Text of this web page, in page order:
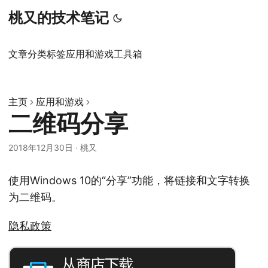
桃又的技术笔记
文章分类标签应用和游戏工具箱
主页 应用和游戏
二维码分享
2018年12月30日 · 桃又
使用Windows 10的“分享”功能，将链接和文字转换
为二维码。
隐私政策